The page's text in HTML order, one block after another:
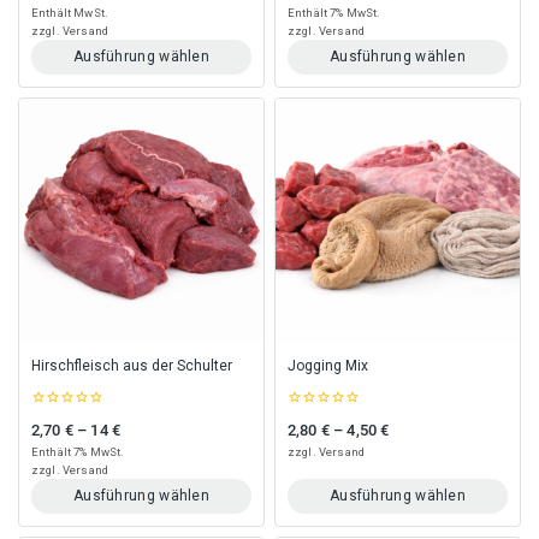
of
Enthält MwSt.
zzgl. Versand
Ausführung wählen
Dieses
mehrere
Varianten
auf.
Die
Optionen
können
gewählt
of
Enthält 7% MwSt.
zzgl. Versand
Ausführung wählen
Dieses
Varianten
auf.
Die
Optionen
können
gewählt
Hirschfleisch aus der Schulter
out
of
2,70 € – 14 €Preisspanne: 2,70 € bis 14 €
Enthält 7% MwSt.
zzgl. Versand
Ausführung wählen
Dieses
Jogging Mix
out
of
2,80 € –4,50€Preisspanne: 2,80 € bis 4,50 €
zzgl. Versand
Ausführung wählen
Dieses